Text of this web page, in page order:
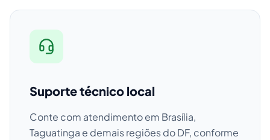
Suporte técnico local
Conte com atendimento em Brasília,
Taguatinga e demais regiões do DF, conforme